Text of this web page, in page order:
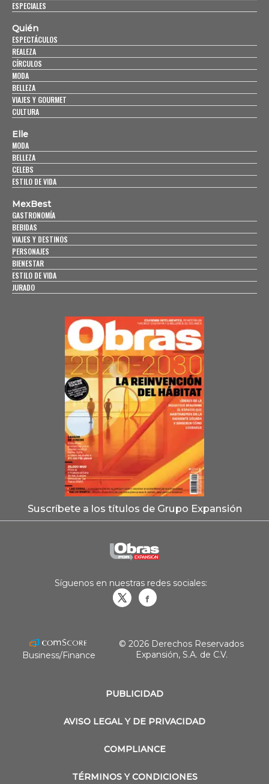
ESPECIALES
Quién
ESPECTÁCULOS
REALEZA
CÍRCULOS
MODA
BELLEZA
VIAJES Y GOURMET
CULTURA
Elle
MODA
BELLEZA
CELEBS
ESTILO DE VIDA
MexBest
GASTRONOMÍA
BEBIDAS
VIAJES Y DESTINOS
PERSONAJES
BIENESTAR
ESTILO DE VIDA
JURADO
Suscríbete a los títulos de Grupo Expansión
PUBLICIDAD
AVISO LEGAL Y DE PRIVACIDAD
COMPLIANCE
TÉRMINOS Y CONDICIONES
Síguenos en nuestras redes sociales:
Business/Finance
© 2026 Derechos Reservados
Expansión, S.A. de C.V.